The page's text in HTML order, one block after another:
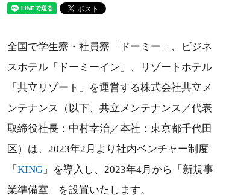
全国で学生寮・社員寮「ドーミー」、ビジネ
スホテル「ドーミーイン」、リゾートホテル
「共立リゾート」を運営する株式会社共立メ
ンテナンス（以下、共立メンテナンス／代表
取締役社長：中村幸治／本社：東京都千代田
区）は、2023年2月より社内ベンチャー制度
「 KING 」を導入し、2023年4月から「新規事
業準備室」を設置いたします。